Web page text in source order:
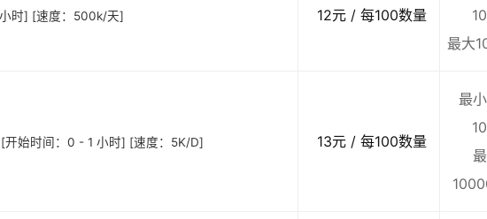
时] [速度：500k/天] 12元 / 每100数量
最大
始时间：0 - 1 小时] [速度：5K/D] 13元 / 每100数量
最